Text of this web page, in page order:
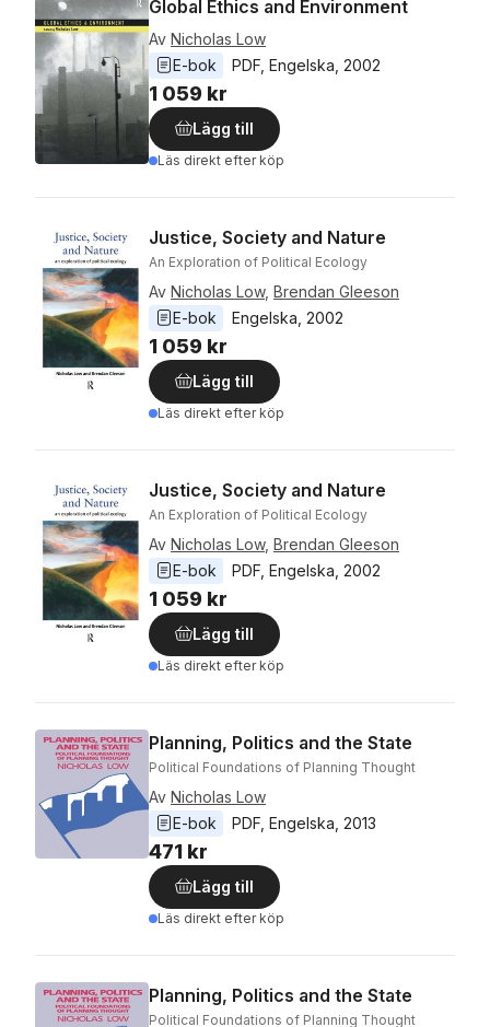
Global Ethics and Environment
Av Nicholas Low
E-bok
PDF Engelska 2002
1 059 kr
Lägg till
Läs direkt efter köp
Justice, Society and Nature
An Exploration of Political Ecology
Av Nicholas Low, Brendan Gleeson
E-bok
Engelska 2002
1 059 kr
Lägg till
Läs direkt efter köp
Justice, Society and Nature
An Exploration of Political Ecology
Av Nicholas Low, Brendan Gleeson
E-bok
PDF Engelska 2002
1 059 kr
Lägg till
Läs direkt efter köp
Planning, Politics and the State
Political Foundations of Planning Thought
Av Nicholas Low
E-bok
PDF Engelska 2013
471 kr
Lägg till
Läs direkt efter köp
Planning, Politics and the State
Political Foundations of Planning Thought